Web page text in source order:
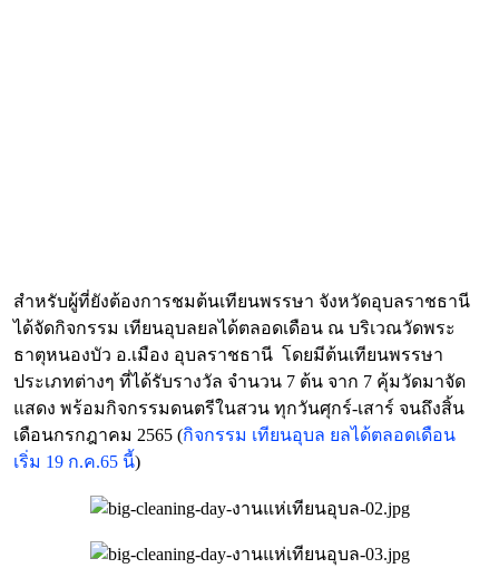
สำหรับผู้ที่ยังต้องการชมต้นเทียนพรรษา จังหวัดอุบลราชธานี
ได้จัดกิจกรรม เทียนอุบลยลได้ตลอดเดือน ณ บริเวณวัดพระ
ธาตุหนองบัว อ.เมือง อุบลราชธานี โดยมีต้นเทียนพรรษา
ประเภทต่างๆ ที่ได้รับรางวัล จำนวน 7 ต้น จาก 7 คุ้มวัดมาจัด
แสดง พร้อมกิจกรรมดนตรีในสวน ทุกวันศุกร์-เสาร์ จนถึงสิ้น
เดือนกรกฎาคม 2565 (กิจกรรม เทียนอุบล ยลได้ตลอดเดือน
เริ่ม 19 ก.ค.65 นี้)